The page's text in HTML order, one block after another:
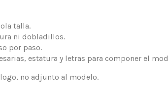
talla.
ni dobladillos.
por paso.
estatura y letras para componer el
no adjunto al modelo.